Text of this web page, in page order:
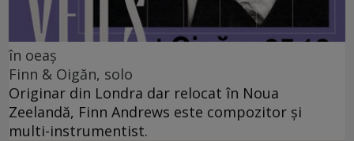
în oeaș
Finn & Oigăn, solo
Originar din Londra dar relocat în Noua
Zeelandă, Finn Andrews este compozitor și
multi-instrumentist.